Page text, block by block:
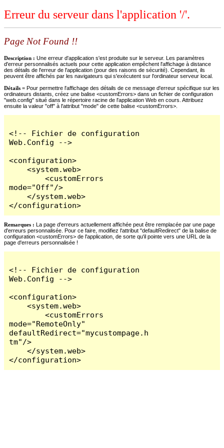
Erreur du serveur dans l'application '/'.
Page Not Found !!
Description : Une erreur d'application s'est produite sur le serveur. Les paramètres
d'erreur personnalisés actuels pour cette application empêchent l'affichage à distance
des détails de l'erreur de l'application (pour des raisons de sécurité). Cependant, ils
peuvent être affichés par les navigateurs qui s'exécutent sur l'ordinateur serveur local.
Détails = Pour permettre l'affichage des détails de ce message d'erreur spécifique sur les
ordinateurs distants, créez une balise <customErrors> dans un fichier de configuration
"web.config" situé dans le répertoire racine de l'application Web en cours. Attribuez
ensuite la valeur "off" à l'attribut "mode" de cette balise <customErrors>.
<!-- Fichier de configuration
Web.Config -->
<configuration>
    <system.web>
        <customErrors
mode="Off"/>
    </system.web>
</configuration>
Remarques : La page d'erreurs actuellement affichée peut être remplacée par une page
d'erreurs personnalisée. Pour ce faire, modifiez l'attribut "defaultRedirect" de la balise de
configuration <customErrors> de l'application, de sorte qu'il pointe vers une URL de la
page d'erreurs personnalisée !
<!-- Fichier de configuration
Web.Config -->
<configuration>
    <system.web>
        <customErrors
mode="RemoteOnly"
defaultRedirect="mycustompage.h
tm"/>
    </system.web>
</configuration>